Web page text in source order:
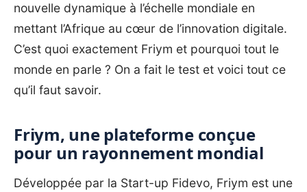
nouvelle dynamique à l’échelle mondiale en
mettant l’Afrique au cœur de l’innovation digitale.
C’est quoi exactement Friym et pourquoi tout le
monde en parle ? On a fait le test et voici tout ce
qu’il faut savoir.
Friym, une plateforme conçue
pour un rayonnement mondial
Développée par la Start-up Fidevo, Friym est une